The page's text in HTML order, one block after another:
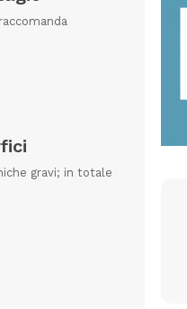
gravi; in totale